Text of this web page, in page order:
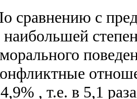
сравнению с
наибольшей
, т.е. в 5,1